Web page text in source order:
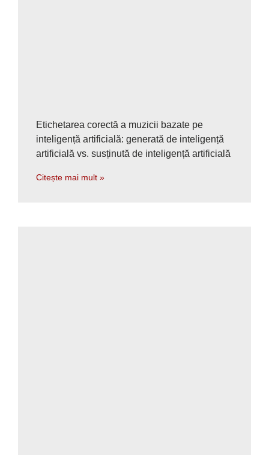
Etichetarea corectă a muzicii bazate pe
inteligență artificială: generată de inteligență
artificială vs. susținută de inteligență artificială
Citește mai mult »